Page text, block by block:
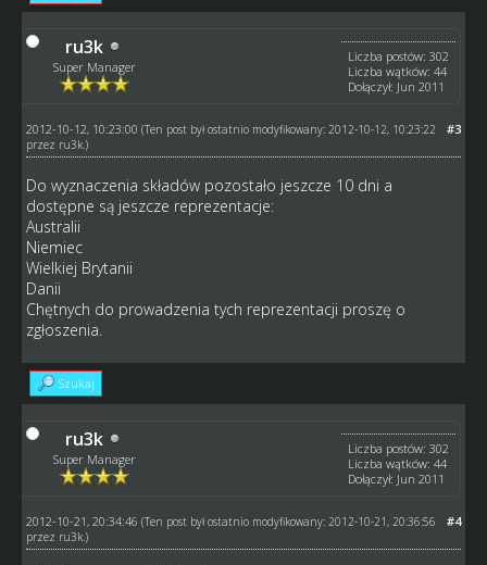
ru3k
Super Manager
Liczba postów: 302
Liczba wątków: 44
Dołączył: Jun 2011
#3
2012-10-12, 10:23:00 (Ten post był ostatnio modyfikowany: 2012-10-12, 10:23:22
przez ru3k.)
Do wyznaczenia składów pozostało jeszcze 10 dni a
dostępne są jeszcze reprezentacje:
Australii
Niemiec
Wielkiej Brytanii
Danii
Chętnych do prowadzenia tych reprezentacji proszę o
zgłoszenia.
Szukaj
ru3k
Super Manager
Liczba postów: 302
Liczba wątków: 44
Dołączył: Jun 2011
#4
2012-10-21, 20:34:46 (Ten post był ostatnio modyfikowany: 2012-10-21, 20:36:56
przez ru3k.)